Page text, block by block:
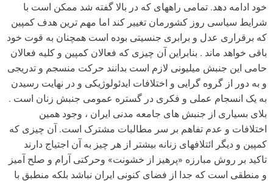
خود ادامه دهد. تمامی راههای که در بالا گفته شد ممکن است با
شرایط سیاسی روز کشورمان تغییر کند اما مهم ترین هدف کمپین
که برقراری عدل و برابری جنسیتی بوده است همچنان به قوت خود
باقی خواهد ماند . بنابراین آن چیزی که فعالان کمپین و کلیه فعالان
حامی این جنبش میلیونی لازم است بدانند حرکت منسجم و تدریجی
و به دور از گروه گرایی و اختلافات ایدئولوژیکی و در نهایت رسیدن
به یک انسجام عملی و فکری در گستره عمومی جنبش زنان است .
بلای بسیاری از جنبش های جامعه مدنی ایران ، وجود همین
اختلافات و عدم تفاهم بر سر مطالبات مشترک است. آن چیزی که
کمپین و دیگر ائتلافهای زنانه بیشتر از هر چیز به آن اجتیاج دارند
تاکید بر روش مبارزه «پرهیز از خشونت» وحرکتی آرام و صلح آمیز
و منطقی است که جدا از فضای کنونی ایران نباشد بلکه منطبق با